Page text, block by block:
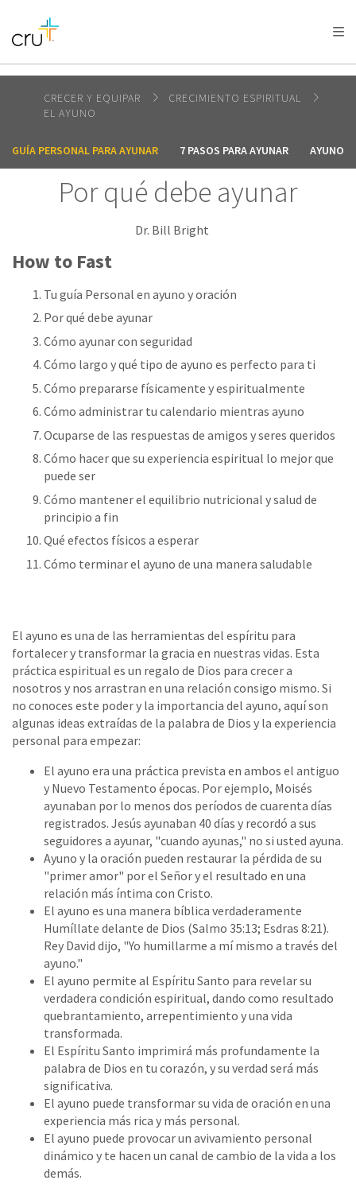
AFRICA
AMERICA / CARIBBEAN
OCEANIA
CRECER Y EQUIPAR
CRECIMIENTO ESPIRITUAL
EL AYUNO
GUÍA PERSONAL PARA AYUNAR 7 PASOS PARA AYUNAR AYUNO:
Por qué debe ayunar
Dr. Bill Bright
How to Fast
Tu guía Personal en ayuno y oración
Por qué debe ayunar
Cómo ayunar con seguridad
Cómo largo y qué tipo de ayuno es perfecto para ti
Cómo prepararse físicamente y espiritualmente
Cómo administrar tu calendario mientras ayuno
Ocuparse de las respuestas de amigos y seres queridos
Cómo hacer que su experiencia espiritual lo mejor que
puede ser
Cómo mantener el equilibrio nutricional y salud de
principio a fin
Qué efectos físicos a esperar
Cómo terminar el ayuno de una manera saludable
El ayuno es una de las herramientas del espíritu para
fortalecer y transformar la gracia en nuestras vidas. Esta
práctica espiritual es un regalo de Dios para crecer a
nosotros y nos arrastran en una relación consigo mismo. Si
no conoces este poder y la importancia del ayuno, aquí son
algunas ideas extraídas de la palabra de Dios y la experiencia
personal para empezar:
El ayuno era una práctica prevista en ambos el antiguo
y Nuevo Testamento épocas. Por ejemplo, Moisés
ayunaban por lo menos dos períodos de cuarenta días
registrados. Jesús ayunaban 40 días y recordó a sus
seguidores a ayunar, "cuando ayunas," no si usted ayuna.
Ayuno y la oración pueden restaurar la pérdida de su
"primer amor" por el Señor y el resultado en una
relación más íntima con Cristo.
El ayuno es una manera bíblica verdaderamente
Humíllate delante de Dios (Salmo 35:13; Esdras 8:21).
Rey David dijo, "Yo humillarme a mí mismo a través del
ayuno."
El ayuno permite al Espíritu Santo para revelar su
verdadera condición espiritual, dando como resultado
quebrantamiento, arrepentimiento y una vida
transformada.
El Espíritu Santo imprimirá más profundamente la
palabra de Dios en tu corazón, y su verdad será más
significativa.
El ayuno puede transformar su vida de oración en una
experiencia más rica y más personal.
El ayuno puede provocar un avivamiento personal
dinámico y te hacen un canal de cambio de la vida a los
demás.